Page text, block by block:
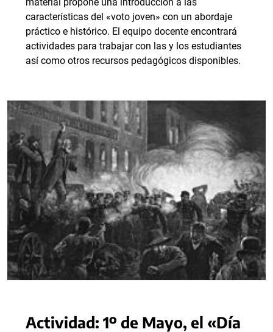
características del «voto joven» con un abordaje
práctico e histórico. El equipo docente encontrará
actividades para trabajar con las y los estudiantes
así como otros recursos pedagógicos disponibles.
Actividad: 1º de Mayo, el «Día